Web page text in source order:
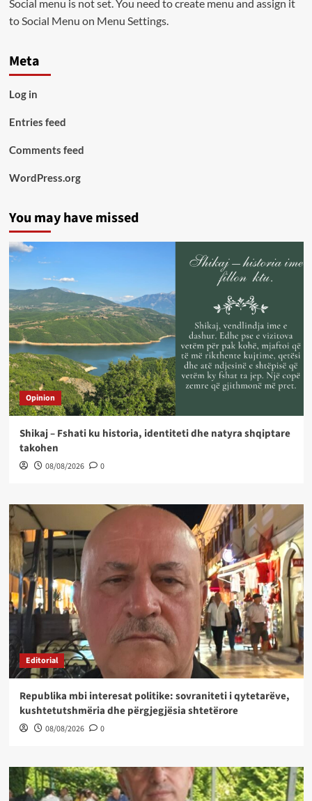
Social menu is not set. You need to create menu and assign it
to Social Menu on Menu Settings.
Meta
Log in
Entries feed
Comments feed
WordPress.org
You may have missed
Opinion
Shikaj – Fshati ku historia, identiteti dhe natyra shqiptare
takohen
08/08/2026 0
Editorial
Republika mbi interesat politike: sovraniteti i qytetarëve,
kushtetutshmëria dhe përgjegjësia shtetërore
08/08/2026 0